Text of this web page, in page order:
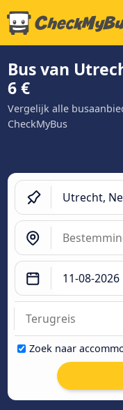
Bus van
6 €
Vergelijk alle
CheckMyBus
Zoek naar